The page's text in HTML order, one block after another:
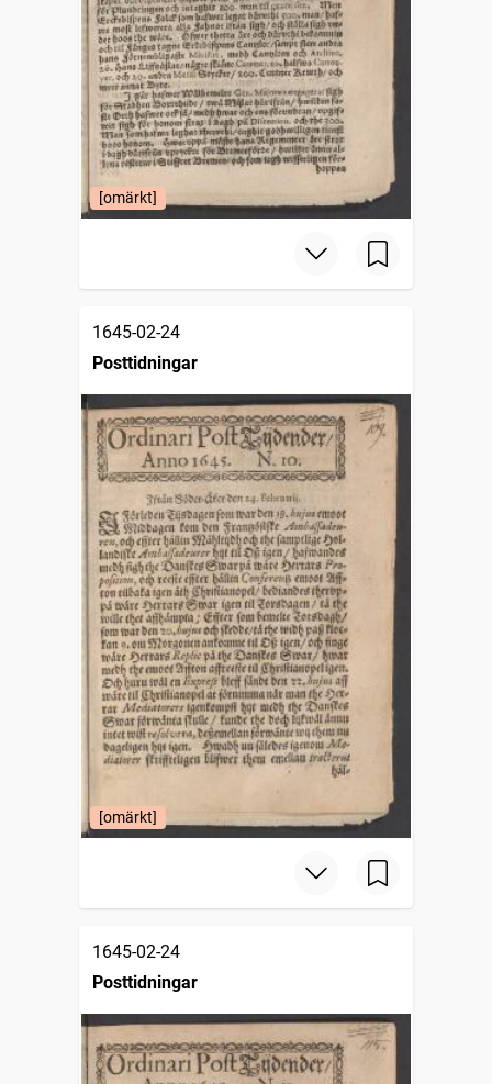
[omärkt]
1645-02-24
Posttidningar
[omärkt]
1645-02-24
Posttidningar